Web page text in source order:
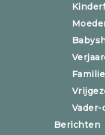
Berichten